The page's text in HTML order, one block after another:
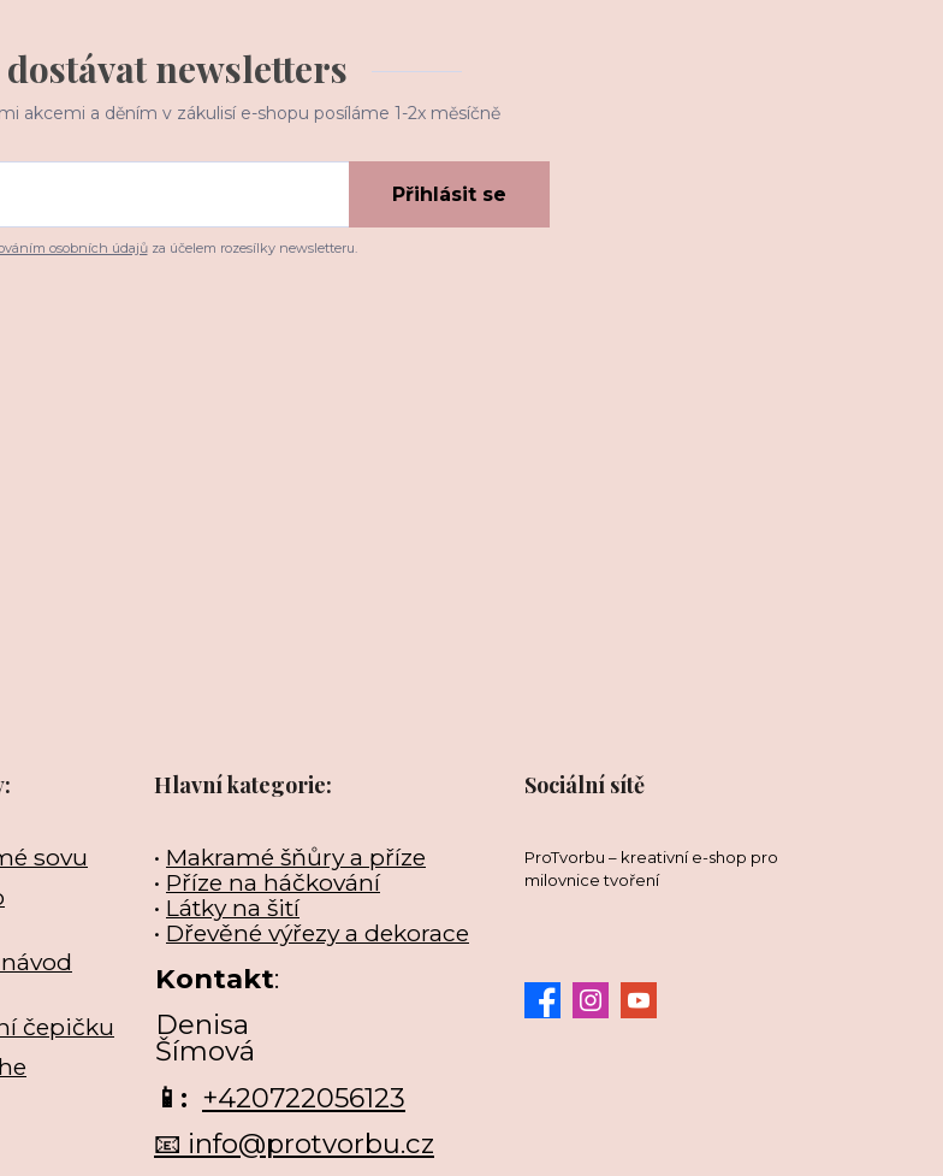
newsletters
akcemi a děním v zákulisí e-shopu posíláme 1-2x měsíčně
Přihlásit se
osobních údajůza účelem rozesílky newsletteru.
sovu
čepičku
Hlavní kategorie:
• Makramé šňůry a příze
• Příze na háčkování
• Látky na šití
• Dřevěné výřezy a dekorace
Kontakt:
Denisa
Šímová
📱: +420722056123
📧 info@protvorbu.cz
Sociální sítě
ProTvorbu – kreativní e-shop pro
milovnice tvoření